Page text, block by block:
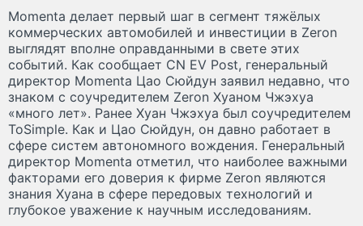
Momenta делает первый шаг в сегмент тяжёлых
коммерческих автомобилей и инвестиции в Zeron
выглядят вполне оправданными в свете этих
событий. Как сообщает CN EV Post, генеральный
директор Momenta Цао Сюйдун заявил недавно, что
знаком с соучредителем Zeron Хуаном Чжэхуа
«много лет». Ранее Хуан Чжэхуа был соучредителем
ToSimple. Как и Цао Сюйдун, он давно работает в
сфере систем автономного вождения. Генеральный
директор Momenta отметил, что наиболее важными
факторами его доверия к фирме Zeron являются
знания Хуана в сфере передовых технологий и
глубокое уважение к научным исследованиям.